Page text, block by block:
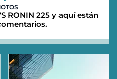
RONIN 225 y aquí están